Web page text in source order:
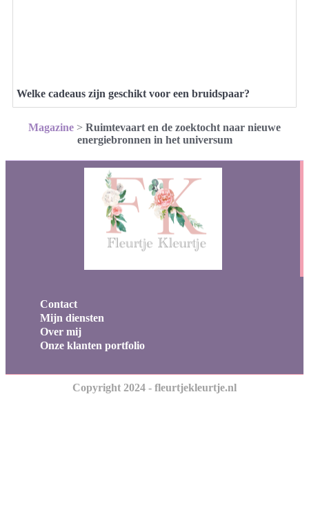
Welke cadeaus zijn geschikt voor een bruidspaar?
Magazine > Ruimtevaart en de zoektocht naar nieuwe
energiebronnen in het universum
Contact
Mijn diensten
Over mij
Onze klanten portfolio
Copyright 2024 - fleurtjekleurtje.nl